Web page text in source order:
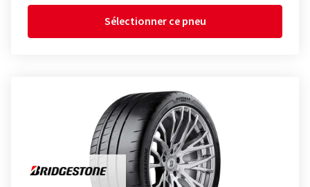
Sélectionner ce pneu